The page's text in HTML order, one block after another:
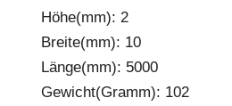
Höhe(mm): 2
Breite(mm): 10
Länge(mm): 5000
Gewicht(Gramm): 102